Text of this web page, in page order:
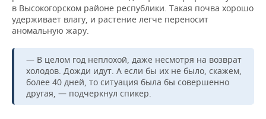
в Высокогорском районе республики. Такая почва хорошо
удерживает влагу, и растение легче переносит
аномальную жару.
— В целом год неплохой, даже несмотря на возврат
холодов. Дожди идут. А если бы их не было, скажем,
более 40 дней, то ситуация была бы совершенно
другая, — подчеркнул спикер.